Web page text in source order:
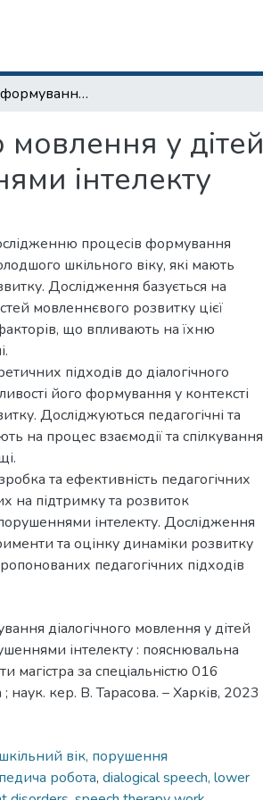
Особливості формування діалогічного мовлення у дітей молодшого шкільного віку з порушеннями інтелекту
мовлення у дітей
інтелекту
процесів формування
шкільного віку, які мають
Дослідження базується на
мовленнєвого розвитку цієї
факторів, що впливають на їхню
підходів до діалогічного
його формування у контексті
Досліджуються педагогічні та
на процес взаємодії та спілкування
та ефективність педагогічних
на підтримку та розвиток
інтелекту. Дослідження
та оцінку динаміки розвитку
педагогічних підходів
діалогічного мовлення у дітей
інтелекту : пояснювальна
магістра за cпецiальнicтю 016
наук. кер. В. Тарасова. – Харків, 2023
вік, порушення
робота, dialogical speech, lower